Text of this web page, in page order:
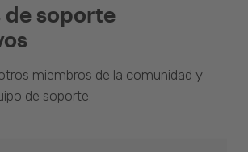
de soporte
miembros de la comunidad y
de soporte.